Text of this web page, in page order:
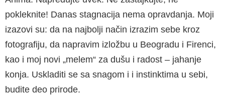
pokleknite! Danas stagnacija nema opravdanja. Moji
izazovi su: da na najbolji način izrazim sebe kroz
fotografiju, da napravim izložbu u Beogradu i Firenci,
kao i moj novi „melem“ za dušu i radost – jahanje
konja. Uskladiti se sa snagom i i instinktima u sebi,
budite deo prirode.